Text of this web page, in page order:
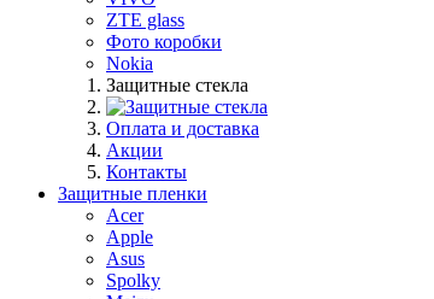
ZTE glass
Фото коробки
Nokia
Защитные стекла
Оплата и доставка
Акции
Контакты
Защитные пленки
Acer
Apple
Asus
Spolky